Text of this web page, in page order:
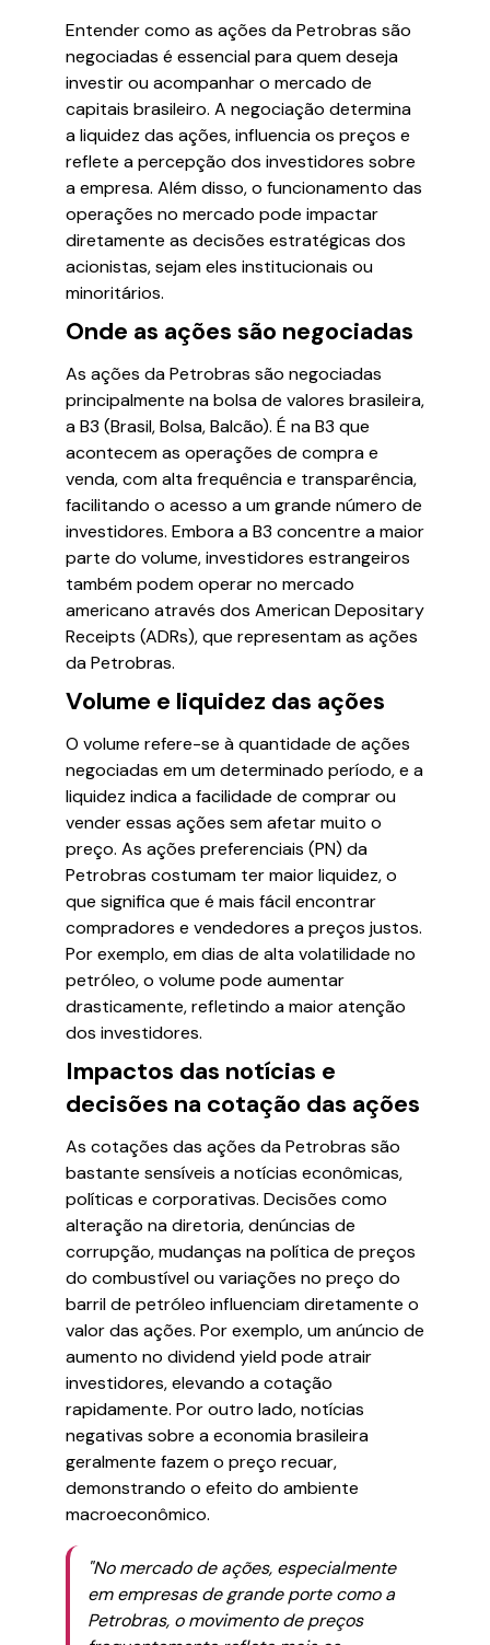
Entender como as ações da Petrobras são
negociadas é essencial para quem deseja
investir ou acompanhar o mercado de
capitais brasileiro. A negociação determina
a liquidez das ações, influencia os preços e
reflete a percepção dos investidores sobre
a empresa. Além disso, o funcionamento das
operações no mercado pode impactar
diretamente as decisões estratégicas dos
acionistas, sejam eles institucionais ou
minoritários.
Onde as ações são negociadas
As ações da Petrobras são negociadas
principalmente na bolsa de valores brasileira,
a B3 (Brasil, Bolsa, Balcão). É na B3 que
acontecem as operações de compra e
venda, com alta frequência e transparência,
facilitando o acesso a um grande número de
investidores. Embora a B3 concentre a maior
parte do volume, investidores estrangeiros
também podem operar no mercado
americano através dos American Depositary
Receipts (ADRs), que representam as ações
da Petrobras.
Volume e liquidez das ações
O volume refere-se à quantidade de ações
negociadas em um determinado período, e a
liquidez indica a facilidade de comprar ou
vender essas ações sem afetar muito o
preço. As ações preferenciais (PN) da
Petrobras costumam ter maior liquidez, o
que significa que é mais fácil encontrar
compradores e vendedores a preços justos.
Por exemplo, em dias de alta volatilidade no
petróleo, o volume pode aumentar
drasticamente, refletindo a maior atenção
dos investidores.
Impactos das notícias e
decisões na cotação das ações
As cotações das ações da Petrobras são
bastante sensíveis a notícias econômicas,
políticas e corporativas. Decisões como
alteração na diretoria, denúncias de
corrupção, mudanças na política de preços
do combustível ou variações no preço do
barril de petróleo influenciam diretamente o
valor das ações. Por exemplo, um anúncio de
aumento no dividend yield pode atrair
investidores, elevando a cotação
rapidamente. Por outro lado, notícias
negativas sobre a economia brasileira
geralmente fazem o preço recuar,
demonstrando o efeito do ambiente
macroeconômico.
"No mercado de ações, especialmente
em empresas de grande porte como a
Petrobras, o movimento de preços